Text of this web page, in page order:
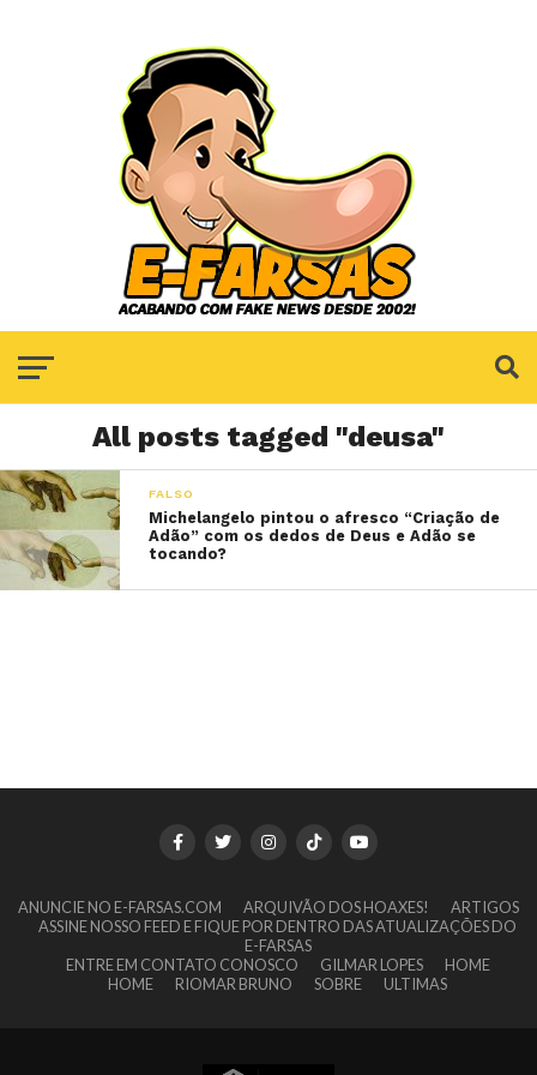
All posts tagged "deusa"
FALSO
Michelangelo pintou o afresco “Criação de
Adão” com os dedos de Deus e Adão se
tocando?
ANUNCIE NO E-FARSAS.COM ARQUIVÃO DOS HOAXES!
ARTIGOS
ASSINE NOSSO FEED E FIQUE POR DENTRO DAS ATUALIZAÇÕES DO
E-FARSAS
ENTRE EM CONTATO CONOSCO
GILMAR LOPES
HOME
HOME
RIOMAR BRUNO SOBRE ULTIMAS